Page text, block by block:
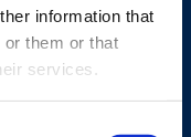
information that
them or that
services.
Handy